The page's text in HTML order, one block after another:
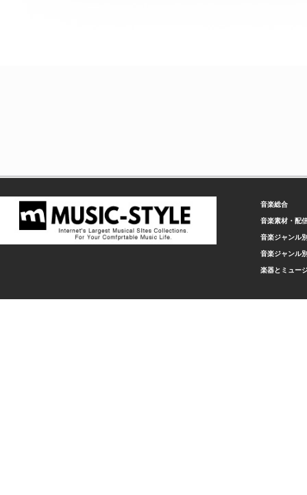
音楽総合
音楽素材・配
音楽ジャンル
音楽ジャンル
楽器とミュー